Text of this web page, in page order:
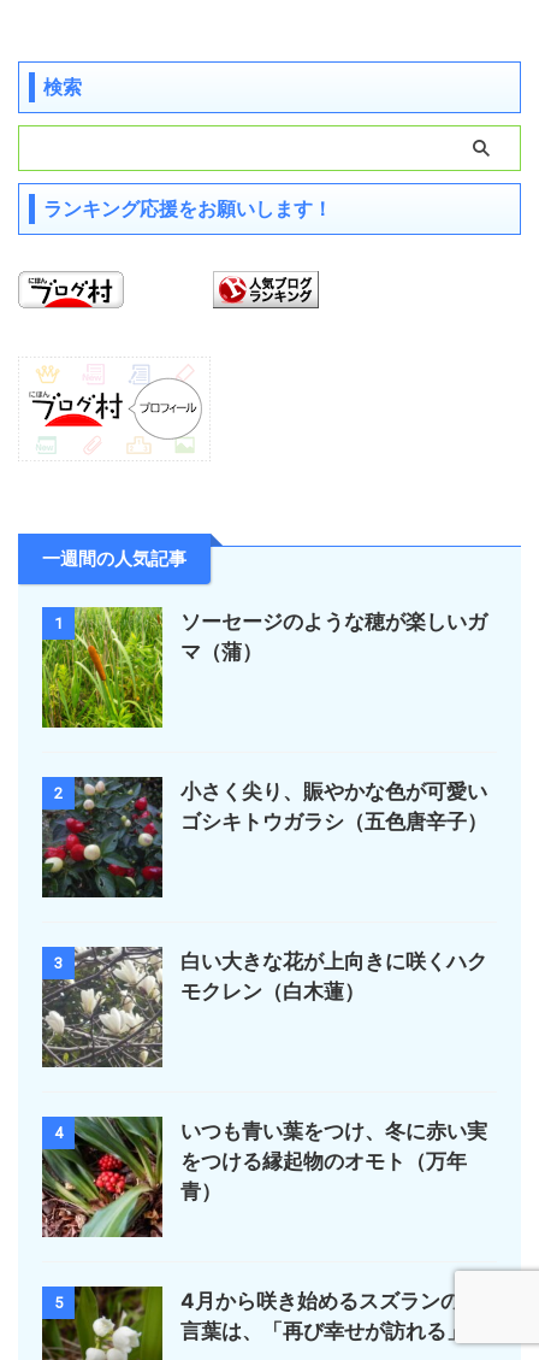
検索
ランキング応援をお願いします！
一週間の人気記事
1
ソーセージのような穂が楽しいガ
マ（蒲）
2
小さく尖り、賑やかな色が可愛い
ゴシキトウガラシ（五色唐辛子）
3
白い大きな花が上向きに咲くハク
モクレン（白木蓮）
4
いつも青い葉をつけ、冬に赤い実
をつける縁起物のオモト（万年
青）
5
4月から咲き始めるスズランの花
言葉は、「再び幸せが訪れる」